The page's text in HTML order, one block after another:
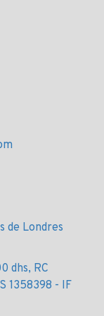
et le
2TB
de Londres
dhs, RC
1358398 - IF